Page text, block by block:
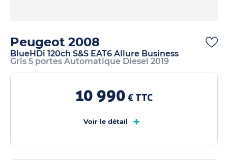
Peugeot 2008
BlueHDi 120ch S&S EAT6 Allure Business
Gris 5 portes Automatique Diesel 2019
10 990 € TTC
Voir le détail +